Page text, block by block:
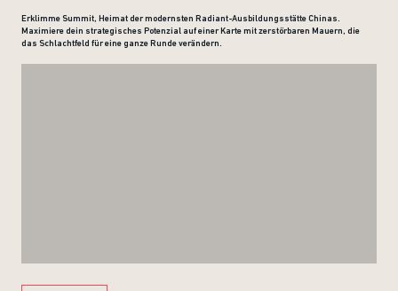
Erklimme Summit, Heimat der modernsten Radiant-Ausbildungsstätte Chinas.
Maximiere dein strategisches Potenzial auf einer Karte mit zerstörbaren Mauern, die
das Schlachtfeld für eine ganze Runde verändern.